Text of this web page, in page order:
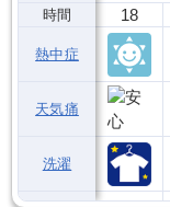
時間
熱中症
天気痛
洗濯
18